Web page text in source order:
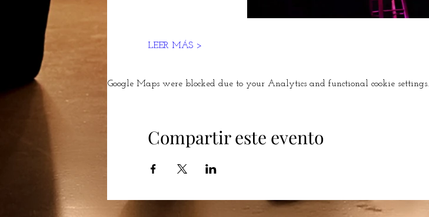
LEER MÁS >
Google Maps were blocked due to your Analytics and functional cookie settings.
Compartir este evento